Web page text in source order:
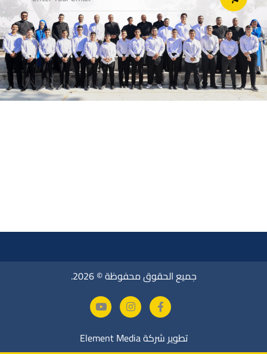
جميع الحقوق محفوظة © 2026.
تطوير شركةElement Media